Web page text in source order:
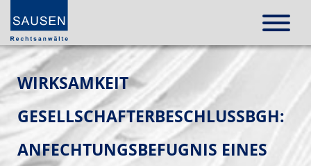
WIRKSAMKEIT
GESELLSCHAFTERBESCHLUSSBGH:
ANFECHTUNGSBEFUGNIS EINES